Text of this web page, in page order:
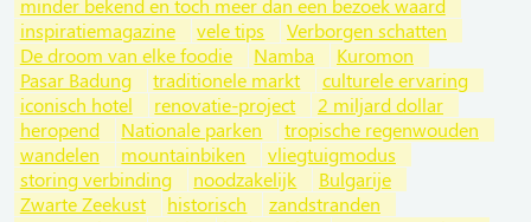
minder bekend en toch meer dan een bezoek waard
inspiratiemagazine
vele tips
Verborgen schatten
De droom van elke foodie
Namba
Kuromon
Pasar Badung
traditionele markt
culturele ervaring
iconisch hotel
renovatie-project
2 miljard dollar
heropend
Nationale parken
tropische regenwouden
wandelen
mountainbiken
vliegtuigmodus
storing verbinding
noodzakelijk
Bulgarije
Zwarte Zeekust
historisch
zandstranden